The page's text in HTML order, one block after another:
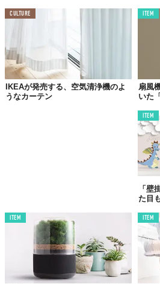
全7色のフィルターは、それぞれペッ
質）、炭に対応。花粉症はピンク、ペ
と、その症状に悩む人が多そうなもの
印象です。
CULTURE
IKEAが発売する、空気清浄機のよ
うなカーテン
ITEM
扇風
いた
ITEM
「壁
た目
ITEM ITEM